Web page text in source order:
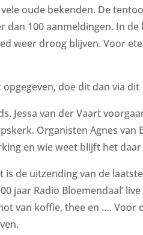
oude bekenden. De
dan 100 aanmeldingen. In
weer droog blijven. Voor
doe dit dan via dit
Jessa van der Vaart
Organisten Agnes van
en wie weet blijft het
is de uitzending van de
jaar Radio Bloemendaal’
van koffie, thee en …. Voor